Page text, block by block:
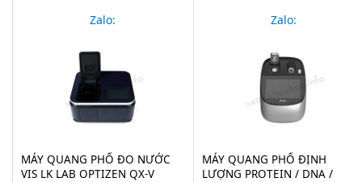
Zalo:
MÁY QUANG PHỔ ĐO NƯỚC
VIS LK LAB OPTIZEN QX-V
Zalo:
MÁY QUANG PHỔ ĐỊNH
LƯỢNG PROTEIN / DNA /